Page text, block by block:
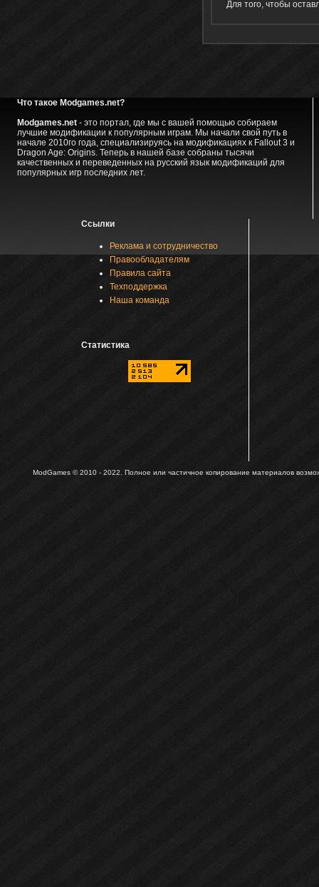
Для того, чтобы
Что такое Modgames.net?
Modgames.net- это портал, где мы с вашей помощью собираем
лучшие модификации к популярным играм. Мы начали свой путь в
начале 2010го года, специализируясь на модификациях к Fallout 3 и
Dragon Age: Origins. Теперь в нашей базе собраны тысячи
качественных и переведенных на русский язык модификаций для
популярных игр последних лет.
Ссылки
Реклама и сотрудничество
Правообладателям
Правила сайта
Техподдержка
Наша команда
Статистика
ModGames © 2010 - 2022. Полное или частичное копирование материалов